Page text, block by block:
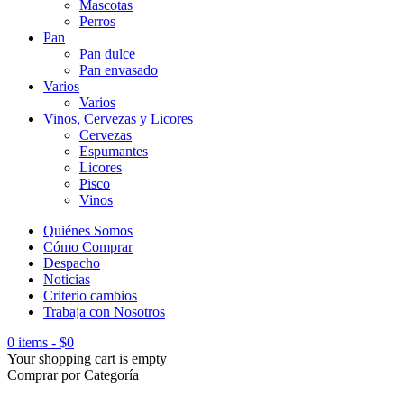
Mascotas
Perros
Pan
Pan dulce
Pan envasado
Varios
Varios
Vinos, Cervezas y Licores
Cervezas
Espumantes
Licores
Pisco
Vinos
Quiénes Somos
Cómo Comprar
Despacho
Noticias
Criterio cambios
Trabaja con Nosotros
0 items - $0
Your shopping cart is empty
Comprar por Categoría